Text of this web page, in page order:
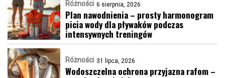
Różności 6 sierpnia, 2026
Plan nawodnienia – prosty harmonogram
picia wody dla pływaków podczas
intensywnych treningów
Różności 31 lipca, 2026
Wodoszczelna ochrona przyjazna rafom –